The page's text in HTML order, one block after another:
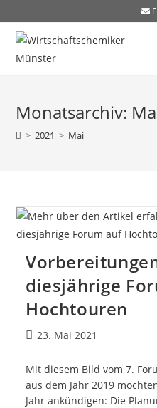
Monatsarchiv:
> 2021 > Mai
diesjährige
Hochtouren
23. Mai 2021
Mit diesem Bild vom 7.
aus dem Jahr 2019
Jahr ankündigen: Die